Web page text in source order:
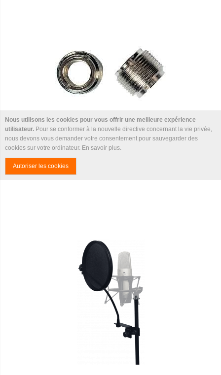
Nous utilisons les cookies pour vous offrir une meilleure expérience
utilisateur. Pour se conformer à la nouvelle directive concernant la vie privée,
nous devons vous demander votre consentement pour sauvegarder des
cookies sur votre ordinateur. En savoir plus
Autoriser les cookies
YELLOW CABLE B35